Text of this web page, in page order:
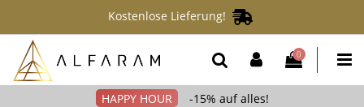
Kostenlose Lieferung!
0
-15% auf alles!